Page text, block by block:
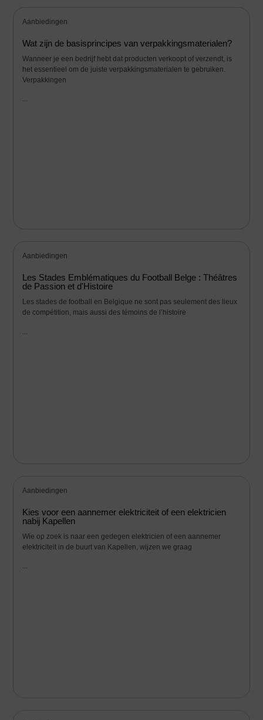
Aanbiedingen
Wat zijn de basisprincipes van verpakkingsmaterialen?
Wanneer je een bedrijf hebt dat producten verkoopt of verzendt, is
het essentieel om de juiste verpakkingsmaterialen te gebruiken.
Verpakkingen
...
Aanbiedingen
Les Stades Emblématiques du Football Belge : Théâtres
de Passion et d'Histoire
Les stades de football en Belgique ne sont pas seulement des lieux
de compétition, mais aussi des témoins de l’histoire
Aanbiedingen
Kies voor een aannemer elektriciteit of een elektricien
nabij Kapellen
Wie op zoek is naar een gedegen elektricien of een aannemer
elektriciteit in de buurt van Kapellen, wijzen we graag
...